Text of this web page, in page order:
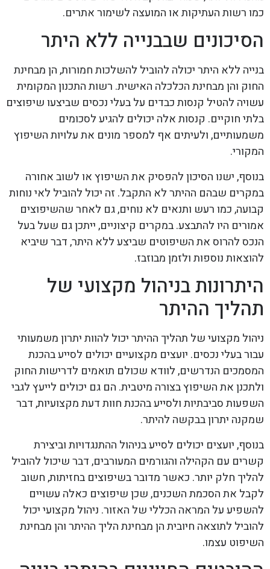
כמו רשות העתיקות או המועצה לשימור אתרים.
הסיכונים שבבנייה ללא היתר
בנייה ללא היתר יכולה להוביל להשלכות חמורות, הן מבחינת
החוק והן מבחינת הכלכלה האישית. רשות התכנון המקומית
עשויה להטיל קנסות כבדים על בעלי נכסים שביצעו שיפוצים
בלתי חוקיים. קנסות אלה יכולים להגיע לסכומים
משמעותיים, ולעיתים אף למספר מונים את עלויות השיפוץ
המקורי.
בנוסף, ישנו הסיכון להפסיק את השיפוץ או לשוב אחורה
במקרים שבהם ההיתר לא התקבל. זה יכול להוביל לאי נוחות
קבועה, כמו רעש ותנאים לא נוחים, גם לאחר שהשיפוצים
אמורים היו להתבצע. במקרים קיצוניים, ייתכן גם שעל בעל
הנכס להרוס את השיפוטים שביצע ללא היתר, דבר שיביא
להוצאות נוספות ולזמן מבוזבז.
היתרונות בניהול מקצועי של
תהליך ההיתר
ניהול מקצועי של תהליך ההיתר יכול להוות יתרון משמעותי
עבור בעלי נכסים. יועצים מקצועיים יכולים לסייע בהכנת
המסמכים הנדרשים, לוודא שכולם תואמים לדרישות החוק
ולתכנן את השיפוץ בצורה מיטבית. הם גם יכולים לייעץ לגבי
השפעות סביבתיות ולסייע בהכנת חוות דעת מקצועיות, דבר
שמקנה יתרון בבקשה להיתר.
בנוסף, יועצים יכולים לסייע בניהול ההתנגדויות וביצירת
קשרים עם הקהילה והגורמים המעורבים, דבר שיכול להוביל
להליך חלק יותר. כאשר מדובר בשיפוצים בחזיתות, חשוב
לקבל את הסכמת השכנים, שכן שיפוצים כאלה עשויים
להשפיע על המראה הכללי של האזור. ניהול מקצועי יכול
להוביל לתוצאה חיובית הן מבחינת הליך ההיתר והן מבחינת
השיפוט עצמו.